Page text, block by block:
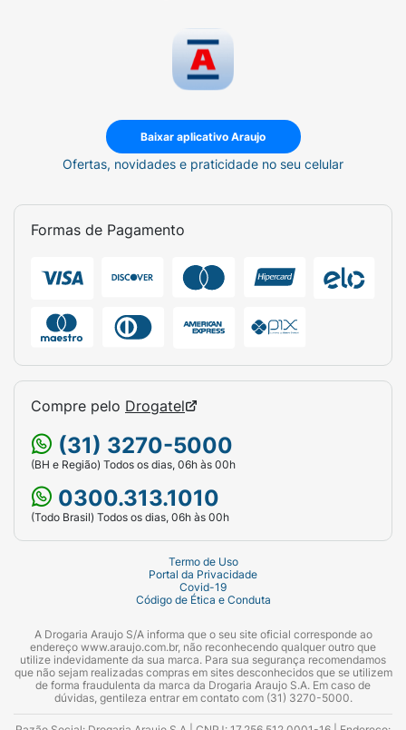
Baixar aplicativo Araujo
Ofertas, novidades e praticidade no seu celular
Formas de Pagamento
Compre pelo Drogatel
(31) 3270-5000
(BH e Região) Todos os dias, 06h às 00h
0300.313.1010
(Todo Brasil) Todos os dias, 06h às 00h
Termo de Uso
Portal da Privacidade
Covid-19
Código de Ética e Conduta
A Drogaria Araujo S/A informa que o seu site oficial corresponde ao
endereço www.araujo.com.br, não reconhecendo qualquer outro que
utilize indevidamente da sua marca. Para sua segurança recomendamos
que não sejam realizadas compras em sites desconhecidos que se utilizem
de forma fraudulenta da marca da Drogaria Araujo S.A. Em caso de
dúvidas, gentileza entrar em contato com (31) 3270-5000.